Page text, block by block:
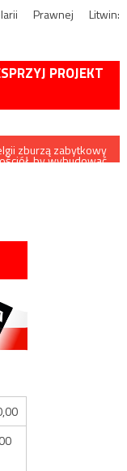
Prawnej Litwin:
PROJEKT
zburzą zabytkowy
by wybudować